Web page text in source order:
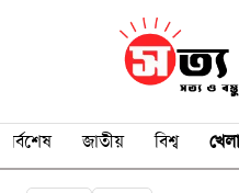
সর্বশেষ জাতীয় বিশ্ব খেলা